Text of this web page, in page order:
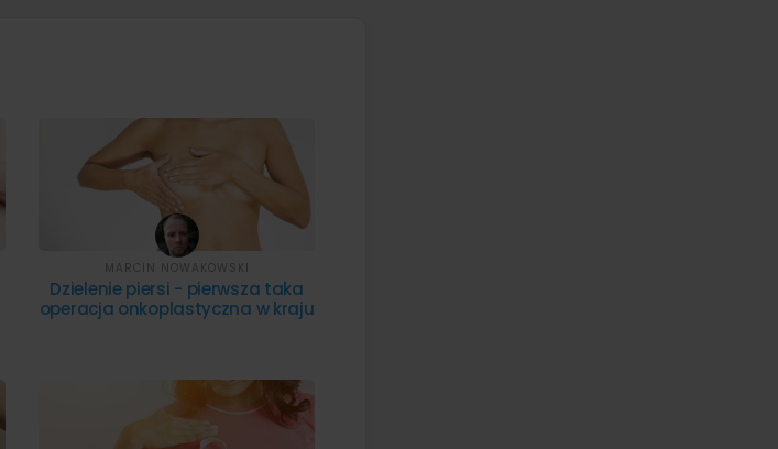
Dzielenie piersi - pierwsza taka
operacja onkoplastyczna w kraju
MARCIN NOWAKOWSKI